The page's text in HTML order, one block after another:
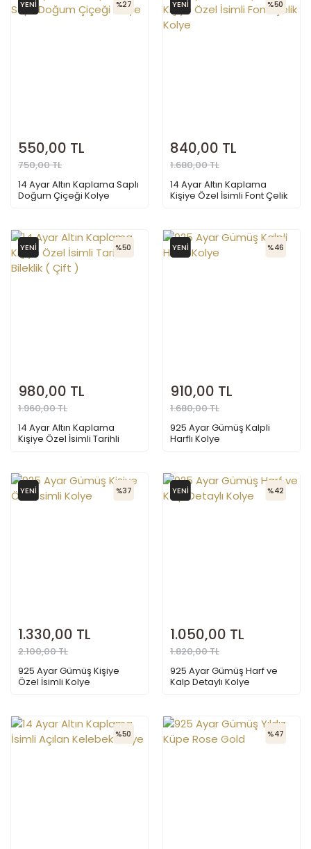
YENİ %27
550,00 TL
750,00 TL
14 Ayar Altın Kaplama Saplı
Doğum Çiçeği Kolye
YENİ %50
840,00 TL
1.680,00 TL
14 Ayar Altın Kaplama
Kişiye Özel İsimli Font Çelik
YENİ %50
980,00 TL
1.960,00 TL
14 Ayar Altın Kaplama
Kişiye Özel İsimli Tarihli
YENİ %46
910,00 TL
1.680,00 TL
925 Ayar Gümüş Kalpli
Harflı Kolye
YENİ %37
1.330,00 TL
2.100,00 TL
925 Ayar Gümüş Kişiye
Özel İsimli Kolye
YENİ %42
1.050,00 TL
1.820,00 TL
925 Ayar Gümüş Harf ve
Kalp Detaylı Kolye
%50 %47